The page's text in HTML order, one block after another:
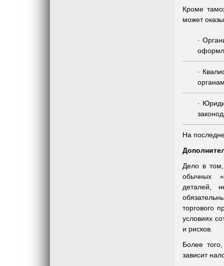
Кроме
может
На
Дело в том,
обычных
деталей,
торгового
условиях
и рисков.
Более
зависит